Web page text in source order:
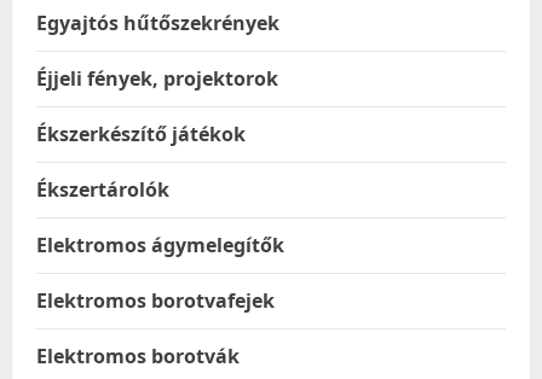
Egyajtós hűtőszekrények
Éjjeli fények, projektorok
Ékszerkészítő játékok
Ékszertárolók
Elektromos ágymelegítők
Elektromos borotvafejek
Elektromos borotvák